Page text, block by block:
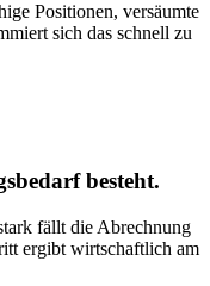
Positionen, versäumte
sich das schnell zu
besteht.
fällt die Abrechnung
ergibt wirtschaftlich am